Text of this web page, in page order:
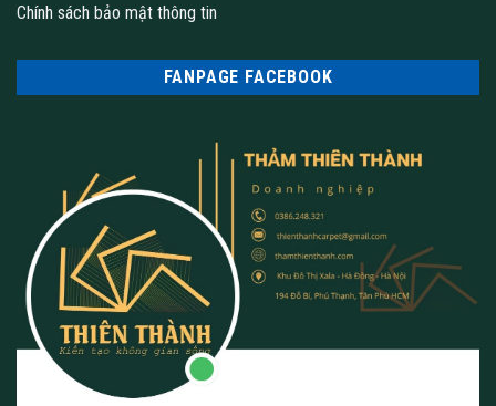
Chính sách bảo mật thông tin
FANPAGE FACEBOOK